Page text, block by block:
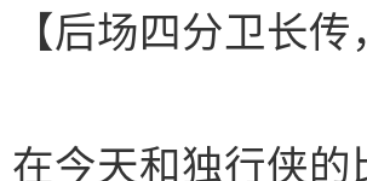
【后场四分卫长
在今天和独行侠